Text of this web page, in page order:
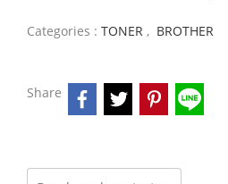
Categories : TONER , BROTHER
Share